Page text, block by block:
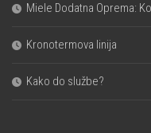
Miele Dodatna Oprema:
Kronotermova linija
Kako do službe?